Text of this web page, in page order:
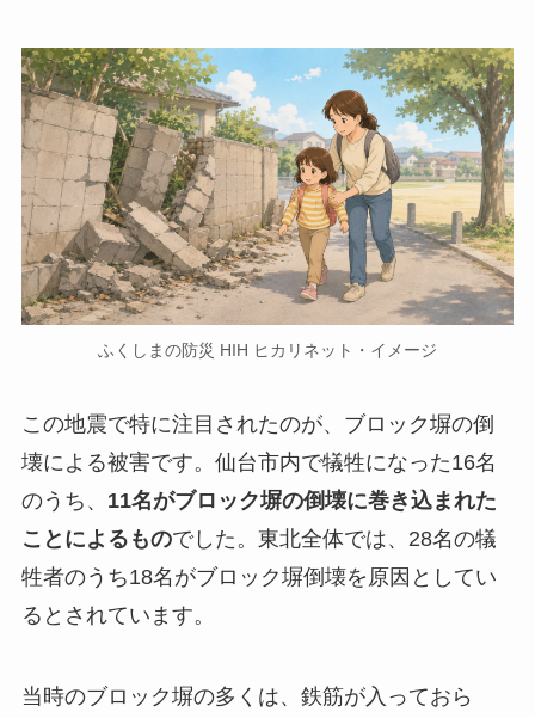
ふくしまの防災 HIH ヒカリネット・イメージ
この地震で特に注目されたのが、ブロック塀の倒
壊による被害です。仙台市内で犠牲になった16名
のうち、 11名がブロック塀の倒壊に巻き込まれた
ことによるものでした。東北全体では、28名の犠
牲者のうち18名がブロック塀倒壊を原因としてい
るとされています。
当時のブロック塀の多くは、鉄筋が入っておら